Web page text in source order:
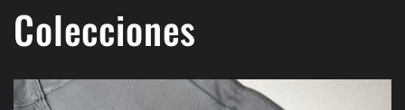
Colecciones